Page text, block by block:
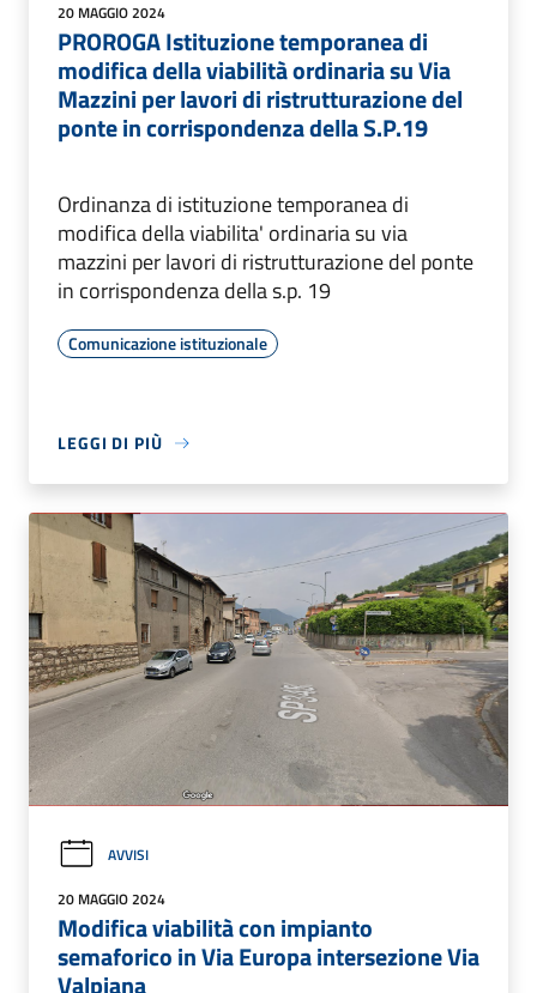
20 MAGGIO 2024
PROROGA Istituzione temporanea di
modifica della viabilità ordinaria su Via
Mazzini per lavori di ristrutturazione del
ponte in corrispondenza della S.P.19
Ordinanza di istituzione temporanea di
modifica della viabilita' ordinaria su via
mazzini per lavori di ristrutturazione del ponte
in corrispondenza della s.p. 19
Comunicazione istituzionale
LEGGI DI PIÙ
AVVISI
20 MAGGIO 2024
Modifica viabilità con impianto
semaforico in Via Europa intersezione Via